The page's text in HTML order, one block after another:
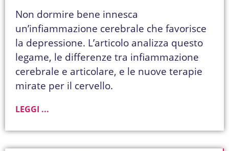
Non dormire bene innesca
un’infiammazione cerebrale che favorisce
la depressione. L’articolo analizza questo
legame, le differenze tra infiammazione
cerebrale e articolare, e le nuove terapie
mirate per il cervello.
LEGGI ...